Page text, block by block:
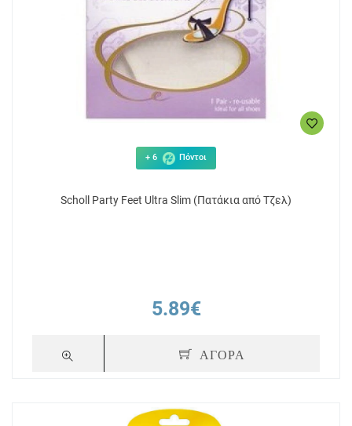
+ 6 Πόντοι
Scholl Party Feet Ultra Slim (Πατάκια από Τζελ)
5.89€
ΑΓΟΡΑ